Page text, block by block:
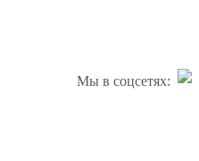
Мы в соцсетях: